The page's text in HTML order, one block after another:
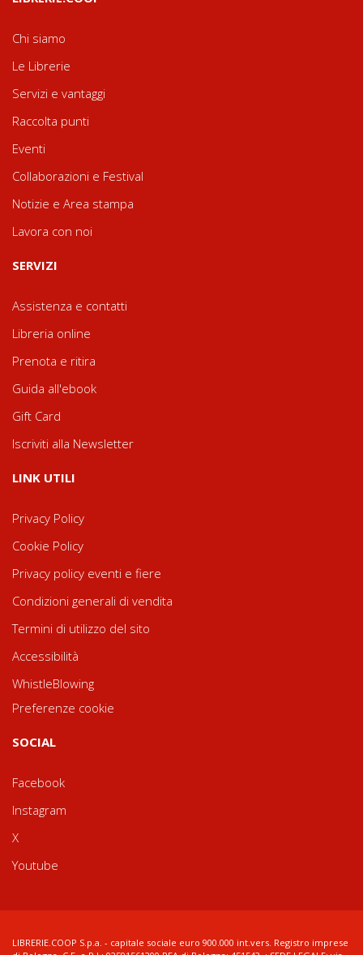
Chi siamo
Le Librerie
Servizi e vantaggi
Raccolta punti
Eventi
Collaborazioni e Festival
Notizie e Area stampa
Lavora con noi
SERVIZI
Assistenza e contatti
Libreria online
Prenota e ritira
Guida all'ebook
Gift Card
Iscriviti alla Newsletter
LINK UTILI
Privacy Policy
Cookie Policy
Privacy policy eventi e fiere
Condizioni generali di vendita
Termini di utilizzo del sito
Accessibilità
WhistleBlowing
Preferenze cookie
SOCIAL
Facebook
Instagram
X
Youtube
LIBRERIE.COOP S.p.a. - capitale sociale euro 900.000 int.vers. Registro imprese